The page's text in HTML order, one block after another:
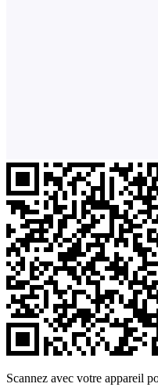
Scannez avec votre appareil